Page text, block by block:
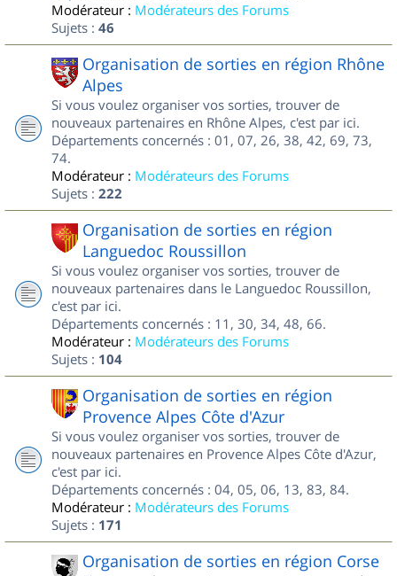
Modérateur : Modérateurs des Forums
Sujets : 46
Organisation de sorties en région Rhône
Alpes
Si vous voulez organiser vos sorties, trouver de
nouveaux partenaires en Rhône Alpes, c'est par ici.
Départements concernés : 01, 07, 26, 38, 42, 69, 73,
74.
Modérateur : Modérateurs des Forums
Sujets : 222
Organisation de sorties en région
Languedoc Roussillon
Si vous voulez organiser vos sorties, trouver de
nouveaux partenaires dans le Languedoc Roussillon,
c'est par ici.
Départements concernés : 11, 30, 34, 48, 66.
Modérateur : Modérateurs des Forums
Sujets : 104
Organisation de sorties en région
Provence Alpes Côte d'Azur
Si vous voulez organiser vos sorties, trouver de
nouveaux partenaires en Provence Alpes Côte d'Azur,
c'est par ici.
Départements concernés : 04, 05, 06, 13, 83, 84.
Modérateur : Modérateurs des Forums
Sujets : 171
Organisation de sorties en région Corse